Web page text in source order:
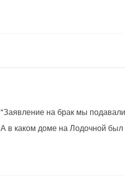
"Заявление на брак мы
А в каком доме на Лодочной был